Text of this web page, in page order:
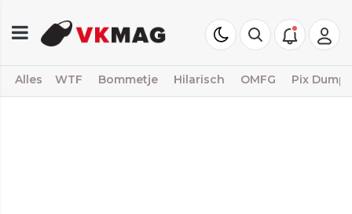
Alles WTF Bommetje Hilarisch OMFG Pix Dump